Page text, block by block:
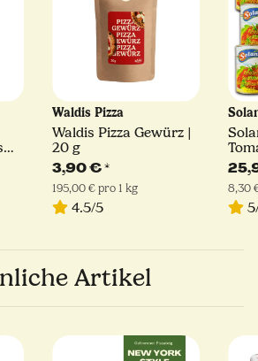
Waldis Pizza
Waldis Pizza Gewürz |
20 g
3,90 €*
195,00 € pro 1 kg
4.5/5
400
8,30
Artikel